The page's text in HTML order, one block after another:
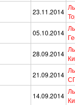
23.11.2014
05.10.2014
28.09.2014
21.09.2014
14.09.2014